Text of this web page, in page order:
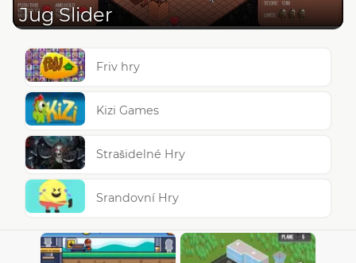
Jug Slider
Friv hry
Kizi Games
Strašidelné Hry
Srandovní Hry